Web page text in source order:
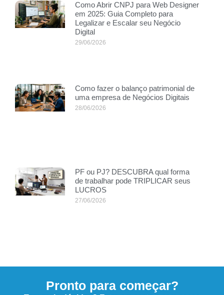
Como Abrir CNPJ para Web Designer
em 2025: Guia Completo para
Legalizar e Escalar seu Negócio
Digital
29/06/2026
Como fazer o balanço patrimonial de
uma empresa de Negócios Digitais
28/06/2026
PF ou PJ? DESCUBRA qual forma
de trabalhar pode TRIPLICAR seus
LUCROS
27/06/2026
Pronto para começar?